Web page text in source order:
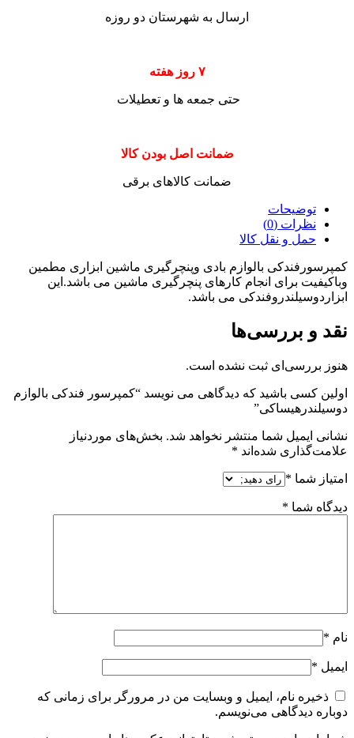
ارسال به شهرستان دو روزه
۷ روز هفته
حتی جمعه ها و تعطیلات
ضمانت اصل بودن کالا
ضمانت کالاهای برقی
توضیحات
نظرات (0)
حمل و نقل کالا
کمپرسورفندکی بالوازم بادی وپنچرگیری ماشین ابزاری مطمین
وباکیفیت برای انجام کارهای پنچرگیری ماشین می باشد.این
ابزاردوسیلندروفندکی می باشد.
نقد و بررسی‌ها
هنوز بررسی‌ای ثبت نشده است.
اولین کسی باشید که دیدگاهی می نویسد “کمپرسور فندکی بالوازم
دوسیلندرهیساکی”
نشانی ایمیل شما منتشر نخواهد شد. بخش‌های موردنیاز
علامت‌گذاری شده‌اند *
امتیاز شما *
دیدگاه شما *
نام *
ایمیل *
ذخیره نام، ایمیل و وبسایت من در مرورگر برای زمانی که
دوباره دیدگاهی می‌نویسم.